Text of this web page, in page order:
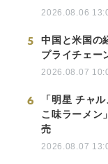
2026.08.06
5
中国と米国の
プライチェー
2026.08.07
6
「明星 チャ
こ味ラーメン
売
2026.08.07